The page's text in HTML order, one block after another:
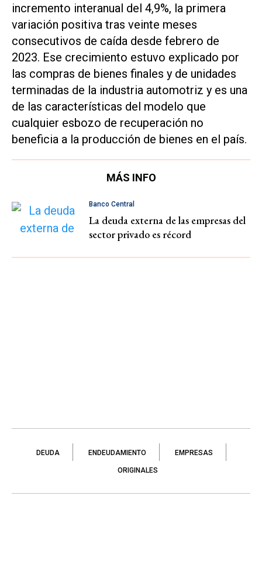
incremento interanual del 4,9%, la primera
variación positiva tras veinte meses
consecutivos de caída desde febrero de
2023. Ese crecimiento estuvo explicado por
las compras de bienes finales y de unidades
terminadas de la industria automotriz y es una
de las características del modelo que
cualquier esbozo de recuperación no
beneficia a la producción de bienes en el país.
MÁS INFO
Banco Central
La deuda externa de las empresas del
sector privado es récord
DEUDA ENDEUDAMIENTO EMPRESAS
ORIGINALES